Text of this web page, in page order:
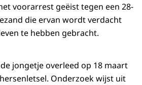
voorarrest geëist tegen een 28-
die ervan wordt verdacht
te hebben gebracht.
jongetje overleed op 18 maart
Onderzoek wijst uit